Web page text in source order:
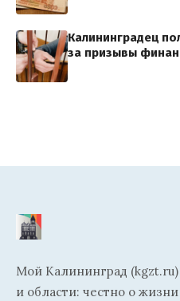
Калининградец
за призывы
Мой Калининград
и области: честно о жизни